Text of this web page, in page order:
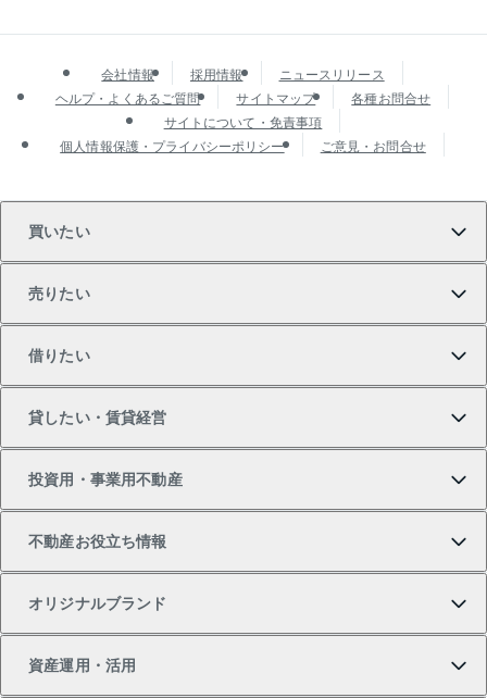
会社情報 採用情報
ニュースリリース
ヘルプ・よくあるご質問
サイトマップ
各種お問合せ
サイトについて・免責事項
個人情報保護・プライバシーポリシー
ご意見・お問合せ
買いたい
新築・分譲マンションの購入
中古マンションの購入
売りたい
マンションの売却・査定
一戸建ての売却・査定
借りたい
借りたいTOP
物件を借りる
貸したい・賃貸経営
貸したいTOP
投資用・事業用不動産
不動産お役立ち情報
オリジナルブランド
資産運用・活用